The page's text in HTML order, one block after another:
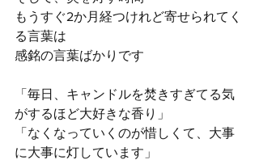
もうすぐ2か月経つけれど寄せられてく
る言葉は
感銘の言葉ばかりです
「毎日、キャンドルを焚きすぎてる気
がするほど大好きな香り」
「なくなっていくのが惜しくて、大事
に大事に灯しています」